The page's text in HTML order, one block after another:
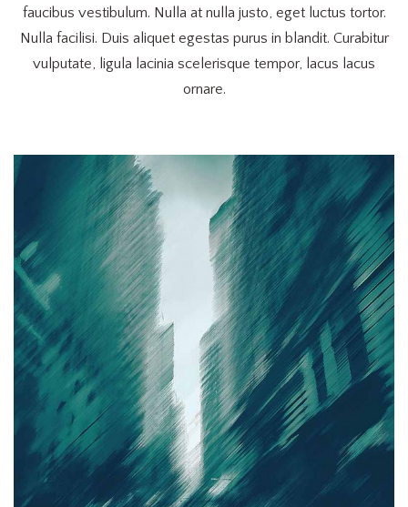
faucibus vestibulum. Nulla at nulla justo, eget luctus tortor.
Nulla facilisi. Duis aliquet egestas purus in blandit. Curabitur
vulputate, ligula lacinia scelerisque tempor, lacus lacus
ornare.